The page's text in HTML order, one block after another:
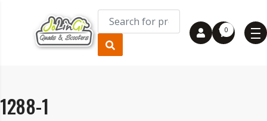
0
1288-1